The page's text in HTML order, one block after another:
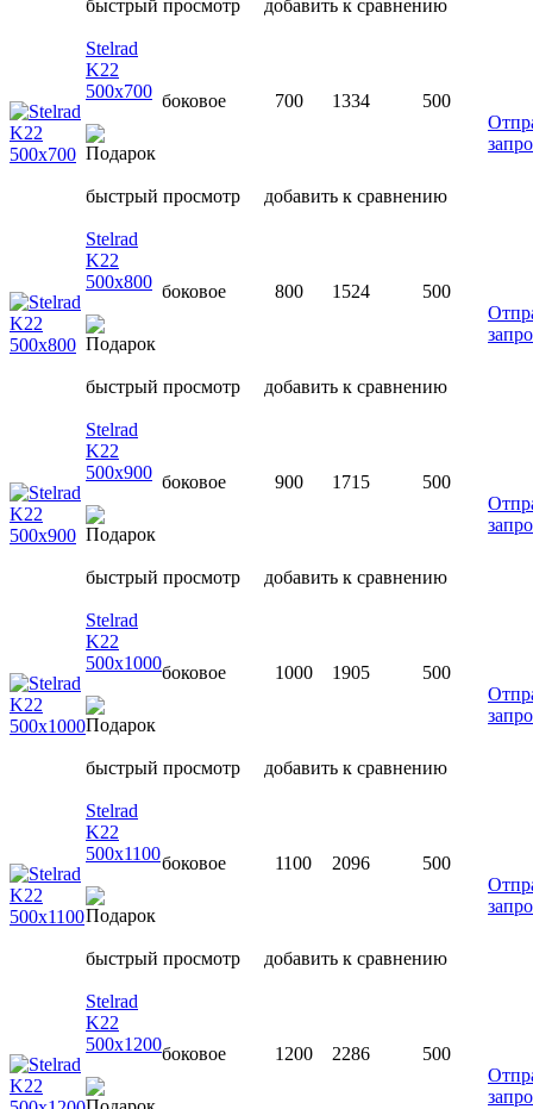
быстрый просмотр добавить к сравнению
Stelrad
K22
500х700 боковое 700 1334
500
быстрый просмотр добавить к сравнению
Stelrad
K22
500х800 боковое 800 1524
500
быстрый просмотр добавить к сравнению
Stelrad
K22
500х900 боковое 900 1715
500
быстрый просмотр добавить к сравнению
Stelrad
K22
500х1000боковое 1000 1905
500
быстрый просмотр добавить к сравнению
Stelrad
K22
500х1100боковое 1100 2096
500
быстрый просмотр добавить к сравнению
Stelrad
K22
500х1200боковое 1200 2286
500